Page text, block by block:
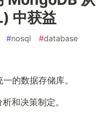
中获益
#nosql #database
的数据存储库。
和决策制定。